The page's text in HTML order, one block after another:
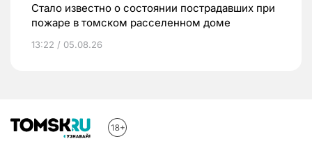
Стало известно о состоянии пострадавших при
пожаре в томском расселенном доме
13:22 / 05.08.26